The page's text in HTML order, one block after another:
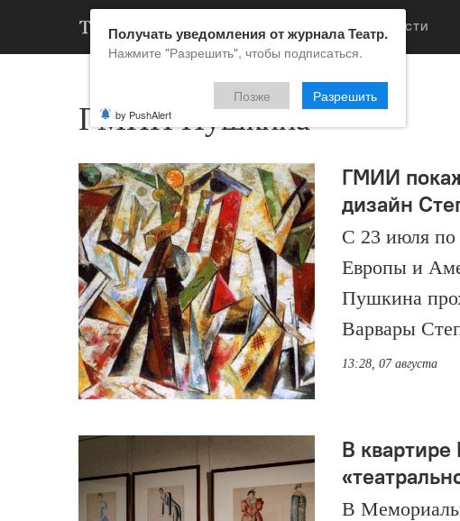
НОВОСТИ
ГМИИ Пушкина
ГМИИ
дизайн
С 23 июля по
Европы и
Пушкина
Варвары
13:28, 07 августа
В квартире
В
Получать уведомления от журнала Театр.
Нажмите "Разрешить", чтобы подписаться.
Позже Разрешить
by PushAlert